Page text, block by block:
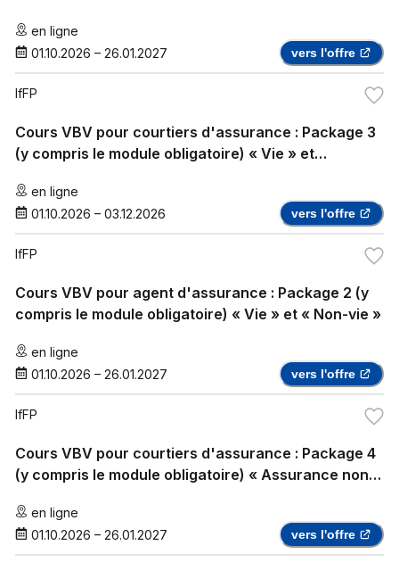
en ligne
01.10.2026 – 26.01.2027 vers l'offre
IfFP
Cours VBV pour courtiers d'assurance : Package 3
(y compris le module obligatoire) « Vie » et
en ligne
01.10.2026 – 03.12.2026 vers l'offre
IfFP
Cours VBV pour agent d'assurance : Package 2 (y
compris le module obligatoire) « Vie » et « Non-vie »
en ligne
01.10.2026 – 26.01.2027 vers l'offre
IfFP
Cours VBV pour courtiers d'assurance : Package 4
(y compris le module obligatoire) « Assurance non-
en ligne
01.10.2026 – 26.01.2027 vers l'offre